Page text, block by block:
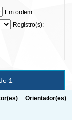
Em ordem:
Registro(s):
1
Orientador(es)